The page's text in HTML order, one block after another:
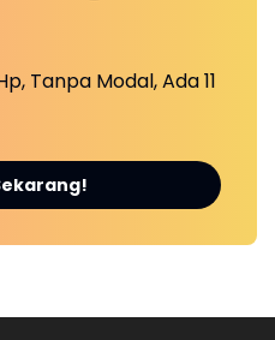
Tanpa Modal, Ada 11